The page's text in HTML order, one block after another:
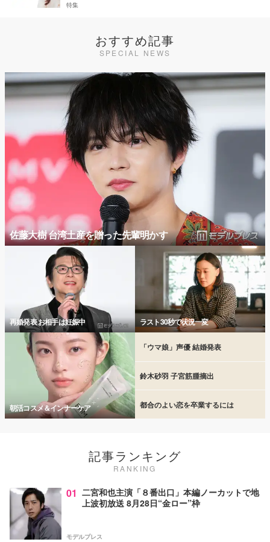
特集
おすすめ記事
SPECIAL NEWS
佐藤大樹 台湾土産を贈った先輩明かす
再婚発表 お相手は妊娠中 ラスト30秒で状況一変
朝活コスメ＆インナーケア
「ウマ娘」声優 結婚発表
鈴木砂羽 子宮筋腫摘出
都合のよい恋を卒業するには
記事ランキング
RANKING
01 二宮和也主演「８番出口」本編ノーカットで地
上波初放送 8月28日“金ロー”枠
モデルプレス